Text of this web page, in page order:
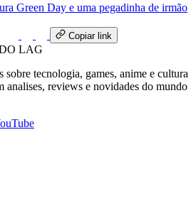
Green Day e uma pegadinha de irmão
Copiar link
LAG
sobre tecnologia, games, anime e cultura
analises, reviews e novidades do mundo